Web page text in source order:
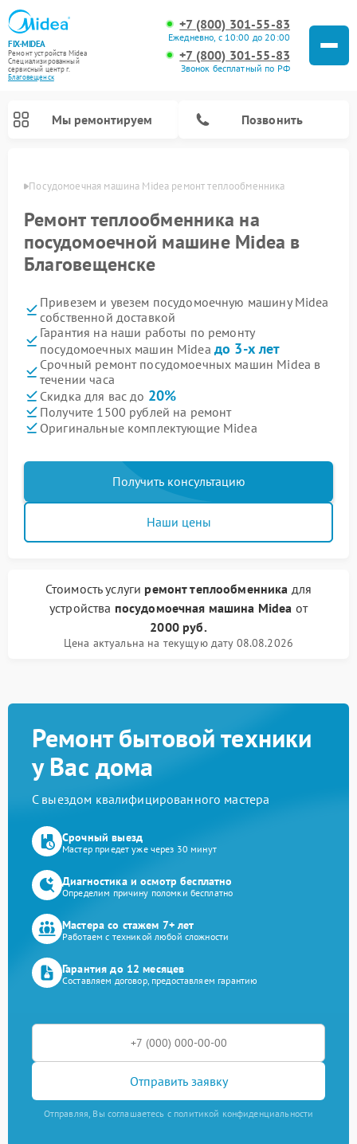
FIX-MIDEA
Ремонт устройств Midea
Специализированный
cервисный центр г.
Благовещенск
+7 (800) 301-55-83
Ежедневно, с 10:00 до 20:00
+7 (800) 301-55-83
Звонок бесплатный по РФ
Мы ремонтируем Позвонить
Посудомоечная машина Midea ремонт теплообменника
Ремонт теплообменника на
посудомоечной машине Midea в
Благовещенске
Привезем и увезем посудомоечную машину Midea
собственной доставкой
Гарантия на наши работы по ремонту
посудомоечных машин Midea до 3-х лет
Срочный ремонт посудомоечных машин Midea в
течении часа
Скидка для вас до 20%
Получите 1500 рублей на ремонт
Оригинальные комплектующие Midea
Получить консультацию
Наши цены
Стоимость услуги ремонт теплообменника для
устройства посудомоечная машина Midea от
2000 руб.
Цена актуальна на текущую дату 08.08.2026
Ремонт бытовой техники
у Вас дома
С выездом квалифицированного мастера
Срочный выезд
Мастер приедет уже через 30 минут
Диагностика и осмотр бесплатно
Определим причину поломки бесплатно
Мастера со стажем 7+ лет
Работаем с техникой любой сложности
Гарантия до 12 месяцев
Составляем договор, предоставляем гарантию
Отправить заявку
Отправляя, Вы соглашаетесь с политикой конфиденциальности